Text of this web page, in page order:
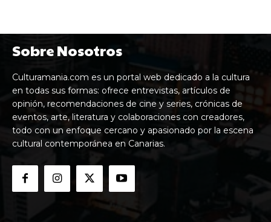
Sobre Nosotros
Culturamania.com es un portal web dedicado a la cultura
en todas sus formas: ofrece entrevistas, artículos de
opinión, recomendaciones de cine y series, crónicas de
eventos, arte, literatura y colaboraciones con creadores,
todo con un enfoque cercano y apasionado por la escena
cultural contemporánea en Canarias.